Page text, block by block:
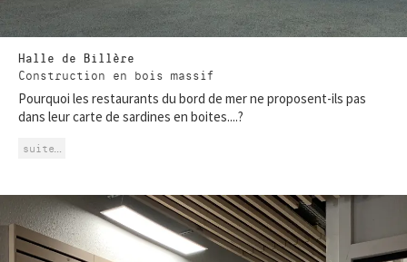
Halle de Billère
Construction en bois massif
Pourquoi les restaurants du bord de mer ne proposent-ils pas
dans leur carte de sardines en boites....?
suite…